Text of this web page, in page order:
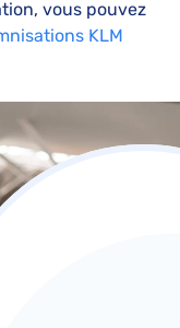
vous pouvez
KLM